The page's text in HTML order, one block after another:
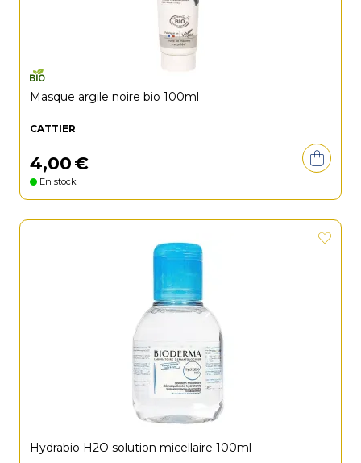
Masque argile noire bio 100ml
CATTIER
4,00€
En stock
Hydrabio H2O solution micellaire 100ml